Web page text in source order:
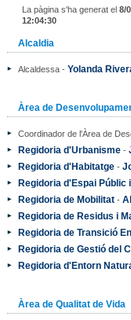
La pàgina s'ha generat el 8/
12:04:30
Alcaldia
Alcaldessa - Yolanda
Àrea de
Coordinador de l'Àrea de
Regidoria d'Urbanisme-
Regidoria d'Habitatge-
Regidoria d'Espai Públic
Regidoria de Mobilitat-
Regidoria de Residus i
Regidoria de Transició
Regidoria de Gestió del
Regidoria d'Entorn
Àrea de Qualitat de Vida